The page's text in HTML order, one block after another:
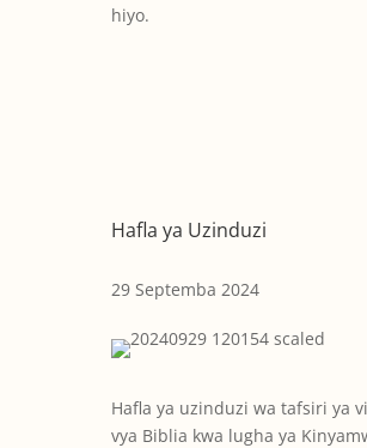
hiyo.
Hafla ya Uzinduzi
29 Septemba 2024
Hafla ya uzinduzi wa tafsiri ya
vya Biblia kwa lugha ya